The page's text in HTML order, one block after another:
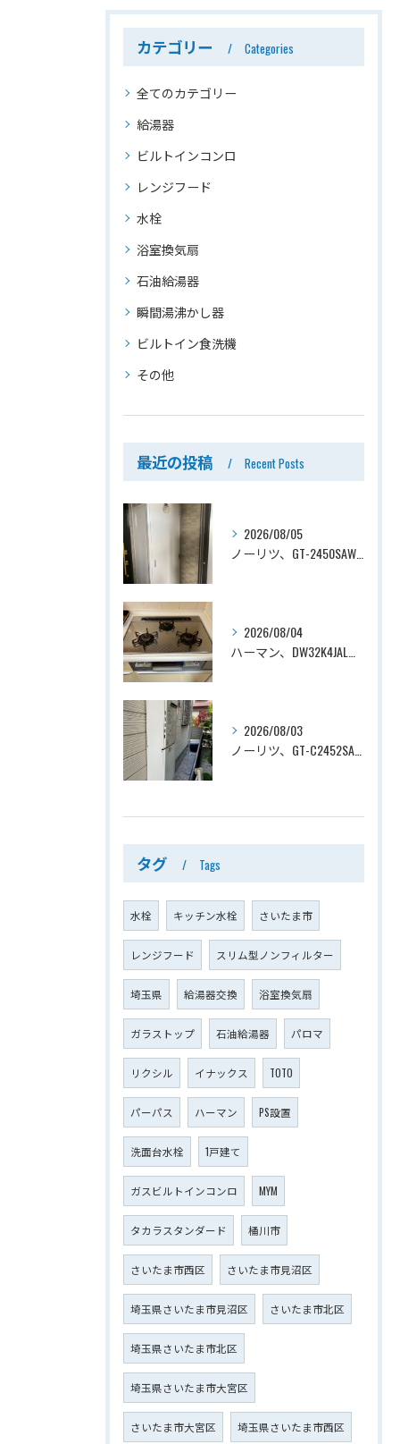
カテゴリー Categories
全てのカテゴリー
給湯器
ビルトインコンロ
レンジフード
水栓
浴室換気扇
石油給湯器
瞬間湯沸かし器
ビルトイン食洗機
その他
最近の投稿 Recent Posts
2026/08/05
2026/08/04
2026/08/03
タグ Tags
水栓 キッチン水栓 さいたま市
レンジフード スリム型ノンフィルター
埼玉県 給湯器交換 浴室換気扇
ガラストップ 石油給湯器 パロマ
リクシル イナックス TOTO
パーパス ハーマン PS設置
洗面台水栓 1戸建て
ガスビルトインコンロ MYM
タカラスタンダード 桶川市
さいたま市西区 さいたま市見沼区
埼玉県さいたま市見沼区 さいたま市北区
埼玉県さいたま市北区
埼玉県さいたま市大宮区
さいたま市大宮区 埼玉県さいたま市西区